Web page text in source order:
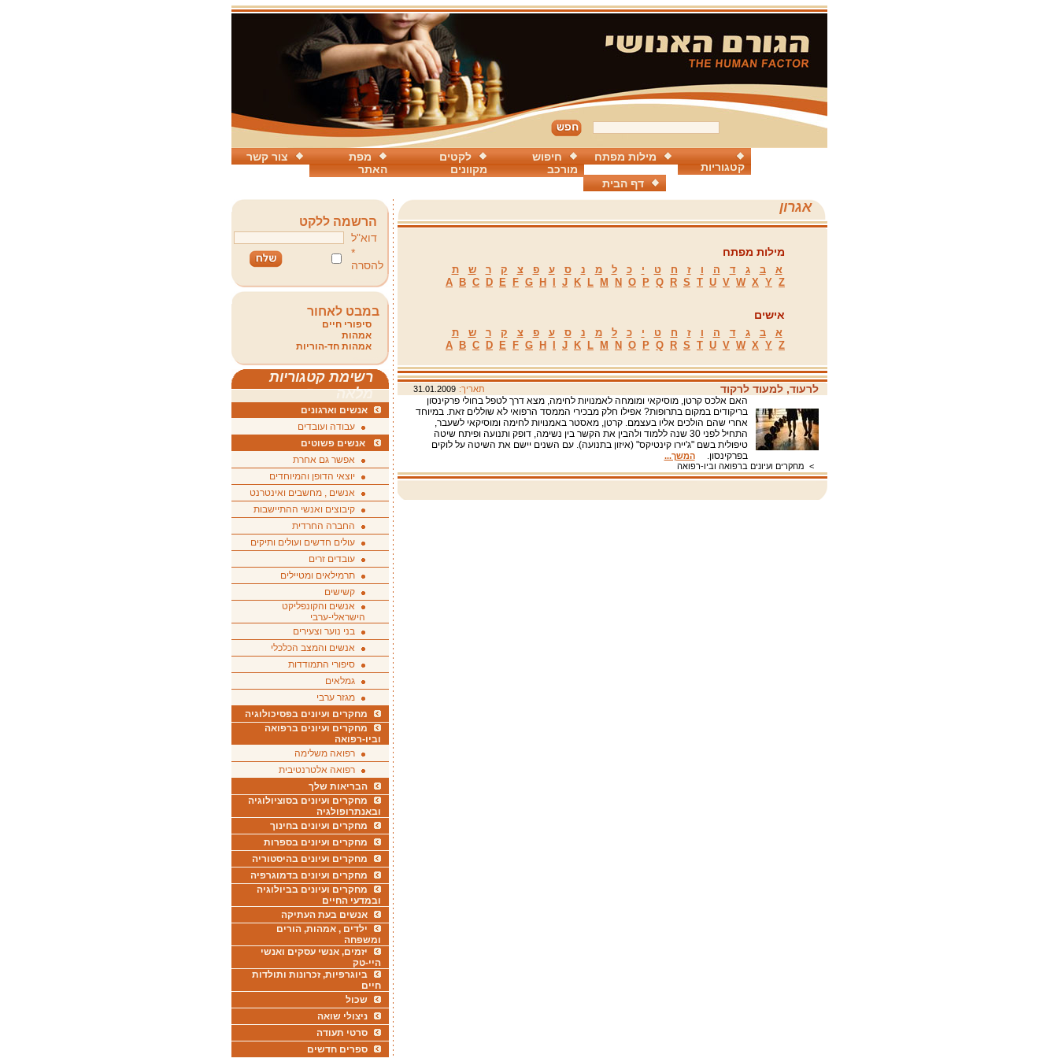
צור קשר
מפת
האתר
לקטים
מקוונים
חיפוש
מורכב
מילות מפתח
קטגוריות
דף הבית
אגרון
מילות מפתח
א ב ג ד ה ו ז ח ט י כ ל מ נ ס ע פ צ ק ר ש
ת
A
B C D E F G H J K L M N O P Q R S T U V W X Y Z
אישים
א ב ג ד ה ו ז ח ט י כ ל מ נ ס ע פ צ ק ר ש
ת
A
B C D E F G H J K L M N O P Q R S T U V W X Y Z
לרעוד, למעוד לרקוד תאריך: 31.01.2009
האם אלכס קרטן, מוסיקאי ומומחה לאמנויות לחימה, מצא דרך לטפל בחולי פרקינסון
בריקודים במקום בתרופות? אפילו חלק מבכירי הממסד הרפואי לא שוללים זאת. במיוחד
אחרי שהם הולכים אליו בעצמם. קרטן, מאסטר באמנויות לחימה ומוסיקאי לשעבר,
התחיל לפני 30 שנה ללמוד ולהבין את הקשר בין נשימה, דופק ותנועה ופיתח שיטה
טיפולית בשם "ג'יירו קינטיקס" (איזון בתנועה). עם השנים יישם את השיטה על לוקים
בפרקינסון.המשך...
> מחקרים ועיונים ברפואה וביו-רפואה
הרשמה ללקט
דוא"ל
*
להסרה
במבט לאחור
סיפורי חיים
אמהות
אמהות חד-הוריות
רשימת קטגוריות
מלאה
אנשים וארגונים
עבודה ועובדים
אנשים פשוטים
אפשר גם אחרת
יוצאי הדופן והמיוחדים
אנשים , מחשבים ואינטרנט
קיבוצים ואנשי ההתיישבות
החברה החרדית
עולים חדשים ועולים ותיקים
עובדים זרים
תרמילאים ומטיילים
קשישים
אנשים והקונפליקט
הישראלי-ערבי
בני נוער וצעירים
אנשים והמצב הכלכלי
סיפורי התמודדות
גמלאים
מגזר ערבי
מחקרים ועיונים בפסיכולוגיה
מחקרים ועיונים ברפואה
וביו-רפואה
רפואה משלימה
רפואה אלטרנטיבית
הבריאות שלך
מחקרים ועיונים בסוציולוגיה
ובאנתרופולגיה
מחקרים ועיונים בחינוך
מחקרים ועיונים בספרות
מחקרים ועיונים בהיסטוריה
מחקרים ועיונים בדמוגרפיה
מחקרים ועיונים בביולוגיה
ובמדעי החיים
אנשים בעת העתיקה
ילדים , אמהות, הורים
ומשפחה
יזמים, אנשי עסקים ואנשי
היי-טק
ביוגרפיות, זכרונות ותולדות
חיים
שכול
ניצולי שואה
סרטי תעודה
ספרים חדשים